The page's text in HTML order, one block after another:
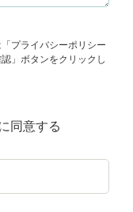
プライバシーポリシー
」ボタンをクリックし
同意する